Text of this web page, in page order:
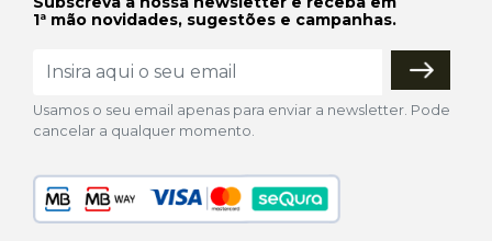
1ª mão novidades, sugestões e campanhas.
Usamos o seu email apenas para enviar a newsletter. Pode
cancelar a qualquer momento.